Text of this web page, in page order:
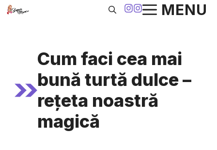
Sari
MENU
Cum faci cea mai
bună turtă dulce –
rețeta noastră
magică